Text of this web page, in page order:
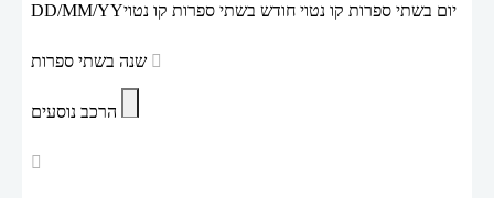
DD/MM/YYיום בשתי ספרות קו נטוי חודש בשתי ספרות קו נטוי
הרכב נוסעים